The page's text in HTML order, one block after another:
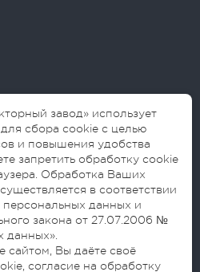
тракторный
завод» использует
сбора cookie с целью
и повышения удобства
запретить обработку cookie
Обработка Ваших
в соответствии
данных и
закона от 27.07.2006 №
данных».
сайтом, Вы даёте своё
согласие на обработку